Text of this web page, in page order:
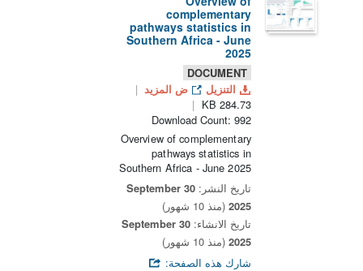
complementary
pathways statistics in
Southern Africa - June
2025
DOCUMENT
التنزيل
ض المزيد
284.73 KB
Download Count: 992
Overview of complementary
pathways statistics in
Southern Africa - June 2025
تاريخ النشر:
30 September
2025 (منذ 10 شهور)
تاريخ الانشاء:
30 September
2025 (منذ 10 شهور)
شارك هذه الصفحة: